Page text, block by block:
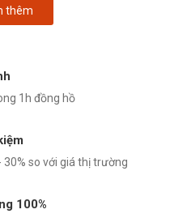
thêm
1h đồng hồ
so với giá thị trường
100%